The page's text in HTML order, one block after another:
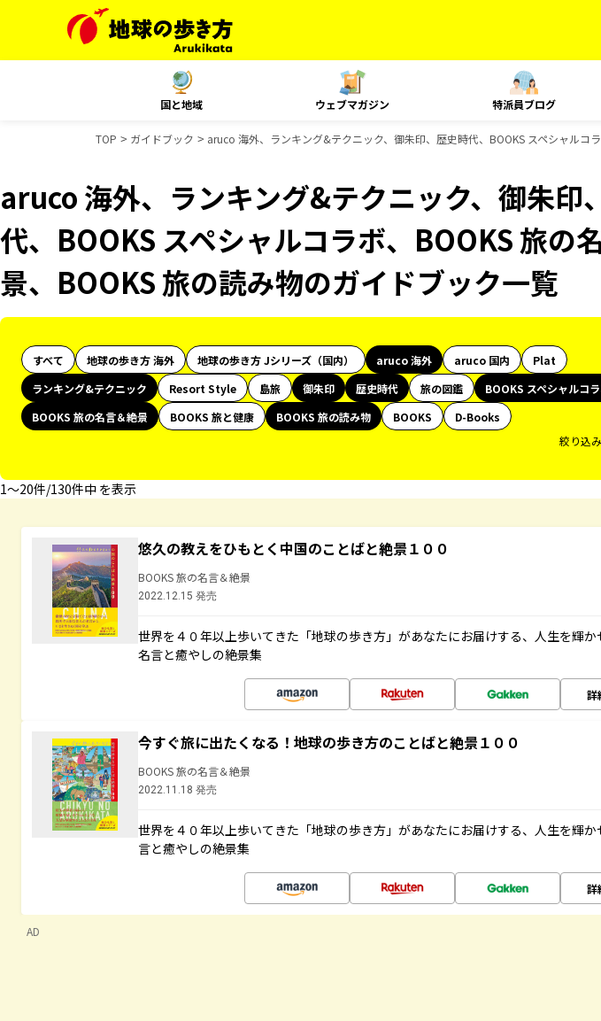
国と地域 ウェブマガジン 特派員ブログ
TOP ガイドブック aruco 海外、ランキング&テクニック、御朱印、歴史時代、BOOKS スペシャルコ
aruco 海外、ランキング&テクニック、御朱印
代、BOOKS スペシャルコラボ、BOOKS 旅の
景、BOOKS 旅の読み物のガイドブック一覧
すべて 地球の歩き方 海外 地球の歩き方 Jシリーズ（国内） aruco 海外 aruco 国内
Plat
ランキング&テクニック
Resort Style 島旅 御朱印 歴史時代 旅の図鑑
BOOKS スペシャルコ
BOOKS 旅の名言＆絶景
BOOKS 旅と健康 BOOKS 旅の読み物 BOOKS
D-Books
絞り込
1〜20件/130件中 を表示
悠久の教えをひもとく中国のことばと絶景１００
BOOKS 旅の名言＆絶景
2022.12.15 発売
世界を４０年以上歩いてきた「地球の歩き方」があなたにお届けする、人生を輝か
名言と癒やしの絶景集
詳
今すぐ旅に出たくなる！地球の歩き方のことばと絶景１００
BOOKS 旅の名言＆絶景
2022.11.18 発売
世界を４０年以上歩いてきた「地球の歩き方」があなたにお届けする、人生を輝か
言と癒やしの絶景集
詳
AD